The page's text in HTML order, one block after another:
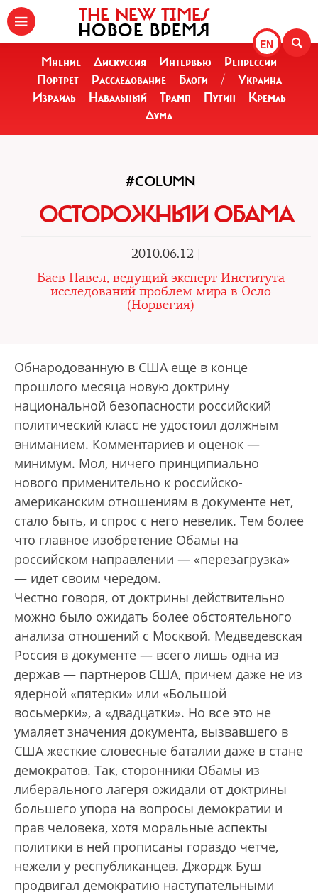
EN
THE NEW TIMES
НОВОЕ ВРЕМЯ
Мнение Дискуссия Интервью
Репрессии
Портрет
Расследование Блоги /
Украина
Израиль
Навальный Трамп Путин
Кремль
Дума
#COLUMN
ОСТОРОЖНЫЙ ОБАМА
2010.06.12 |
Баев Павел, ведущий эксперт Института
исследований проблем мира в Осло
(Норвегия)
Обнародованную в США еще в конце
прошлого месяца новую доктрину
национальной безопасности российский
политический класс не удостоил должным
вниманием. Комментариев и оценок —
минимум. Мол, ничего принципиально
нового применительно к российско-
американским отношениям в документе нет,
стало быть, и спрос с него невелик. Тем более
что главное изобретение Обамы на
российском направлении — «перезагрузка»
— идет своим чередом.
Честно говоря, от доктрины действительно
можно было ожидать более обстоятельного
анализа отношений с Москвой. Медведевская
Россия в документе — всего лишь одна из
держав — партнеров США, причем даже не из
ядерной «пятерки» или «Большой
восьмерки», а «двадцатки». Но все это не
умаляет значения документа, вызвавшего в
США жесткие словесные баталии даже в стане
демократов. Так, сторонники Обамы из
либерального лагеря ожидали от доктрины
большего упора на вопросы демократии и
прав человека, хотя моральные аспекты
политики в ней прописаны гораздо четче,
нежели у республиканцев. Джордж Буш
продвигал демократию наступательными